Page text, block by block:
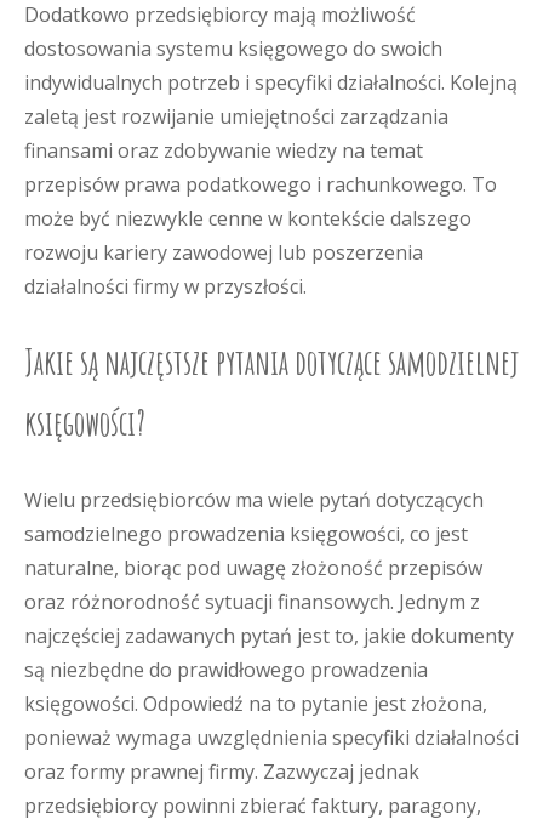
Dodatkowo przedsiębiorcy mają możliwość
dostosowania systemu księgowego do swoich
indywidualnych potrzeb i specyfiki działalności. Kolejną
zaletą jest rozwijanie umiejętności zarządzania
finansami oraz zdobywanie wiedzy na temat
przepisów prawa podatkowego i rachunkowego. To
może być niezwykle cenne w kontekście dalszego
rozwoju kariery zawodowej lub poszerzenia
działalności firmy w przyszłości.
Jakie są najczęstsze pytania dotyczące samodzielnej
księgowości?
Wielu przedsiębiorców ma wiele pytań dotyczących
samodzielnego prowadzenia księgowości, co jest
naturalne, biorąc pod uwagę złożoność przepisów
oraz różnorodność sytuacji finansowych. Jednym z
najczęściej zadawanych pytań jest to, jakie dokumenty
są niezbędne do prawidłowego prowadzenia
księgowości. Odpowiedź na to pytanie jest złożona,
ponieważ wymaga uwzględnienia specyfiki działalności
oraz formy prawnej firmy. Zazwyczaj jednak
przedsiębiorcy powinni zbierać faktury, paragony,